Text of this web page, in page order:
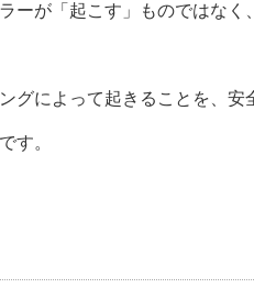
ーが「起こす」ものではな
グによって起きることを、
す。